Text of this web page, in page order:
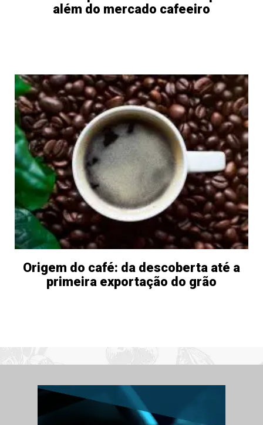
além do mercado cafeeiro
Origem do café: da descoberta até a
primeira exportação do grão